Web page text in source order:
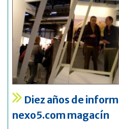
Diez años de
nexo5.com magacín